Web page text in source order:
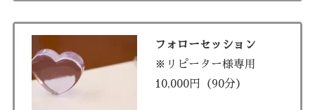
フォローセッション
※リピーター様専用
10,000円（90分）